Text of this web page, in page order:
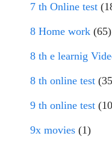
7 th Online test
8 Home work (65)
8 th e learnig
8 th online test
9 th online test
9x movies (1)